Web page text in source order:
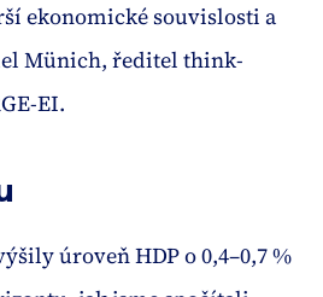
ekonomické souvislosti a
Münich, ředitel think-
EI.
úroveň HDP o 0,4–0,7 %